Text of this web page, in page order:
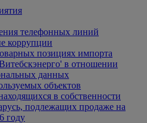
телефонных линий
коррупции
позициях импорта
в отношении
данных
объектов
в собственности
подлежащих продаже на
году